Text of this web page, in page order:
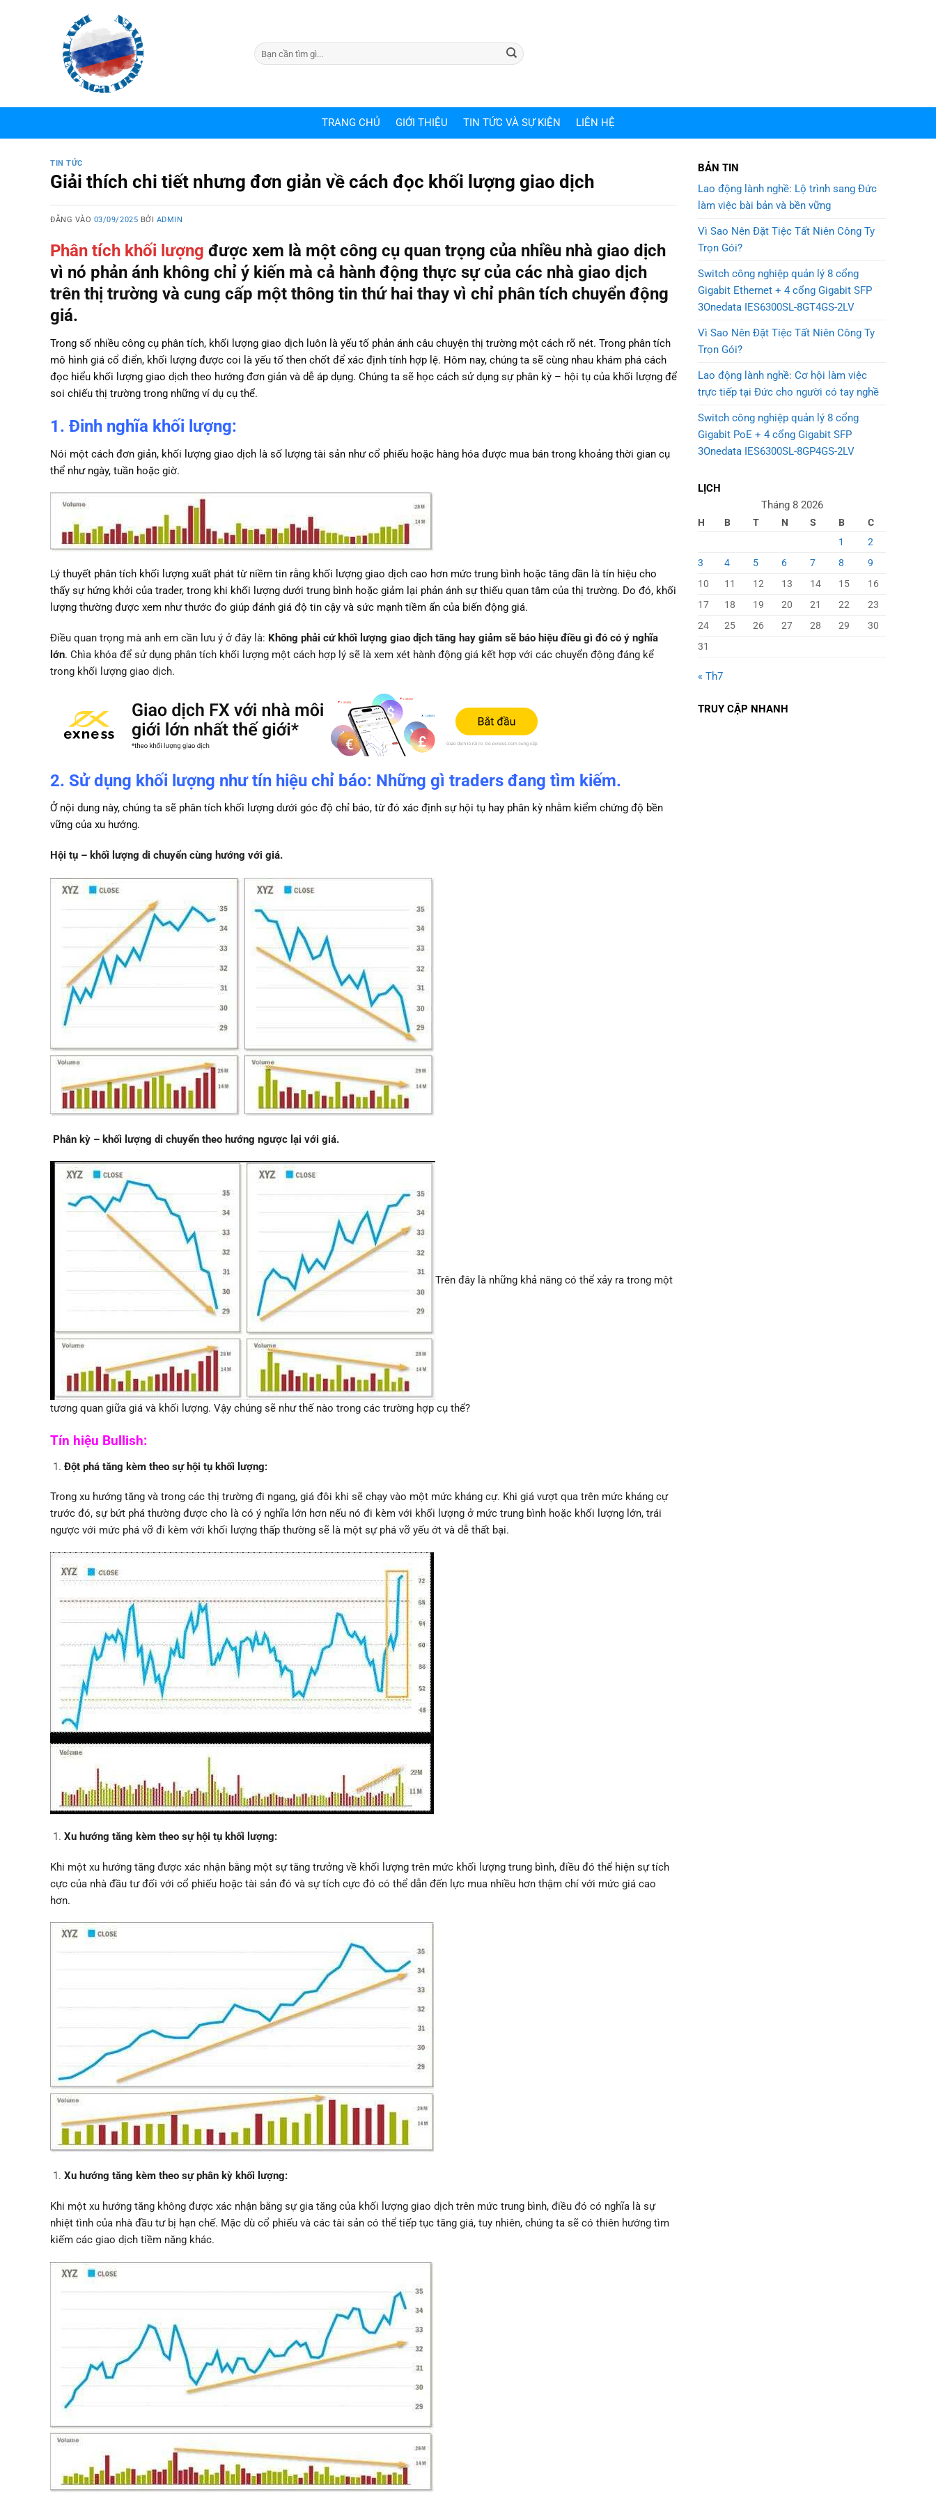
TRANG CHỦ GIỚI THIỆU TIN TỨC VÀ SỰ KIỆN LIÊN HỆ
TIN TỨC
Giải thích chi tiết nhưng đơn giản về cách đọc khối lượng giao dịch
ĐĂNG VÀO 03/09/2025 BỞI ADMIN
Phân tích khối lượng được xem là một công cụ quan trọng của nhiều nhà giao dịch
vì nó phản ánh không chỉ ý kiến mà cả hành động thực sự của các nhà giao dịch
trên thị trường và cung cấp một thông tin thứ hai thay vì chỉ phân tích chuyển động
giá.
Trong số nhiều công cụ phân tích, khối lượng giao dịch luôn là yếu tố phản ánh câu chuyện thị trường một cách rõ nét. Trong phân tích
mô hình giá cổ điển, khối lượng được coi là yếu tố then chốt để xác định tính hợp lệ. Hôm nay, chúng ta sẽ cùng nhau khám phá cách
đọc hiểu khối lượng giao dịch theo hướng đơn giản và dễ áp dụng. Chúng ta sẽ học cách sử dụng sự phân kỳ – hội tụ của khối lượng để
soi chiếu thị trường trong những ví dụ cụ thể.
1. Đinh nghĩa khối lượng:
Nói một cách đơn giản, khối lượng giao dịch là số lượng tài sản như cổ phiếu hoặc hàng hóa được mua bán trong khoảng thời gian cụ
thể như ngày, tuần hoặc giờ.
Lý thuyết phân tích khối lượng xuất phát từ niềm tin rằng khối lượng giao dịch cao hơn mức trung bình hoặc tăng dần là tín hiệu cho
thấy sự hứng khởi của trader, trong khi khối lượng dưới trung bình hoặc giảm lại phản ánh sự thiếu quan tâm của thị trường. Do đó, khối
lượng thường được xem như thước đo giúp đánh giá độ tin cậy và sức mạnh tiềm ẩn của biến động giá.
Điều quan trọng mà anh em cần lưu ý ở đây là: Không phải cứ khối lượng giao dịch tăng hay giảm sẽ báo hiệu điều gì đó có ý nghĩa
lớn. Chìa khóa để sử dụng phân tích khối lượng một cách hợp lý sẽ là xem xét hành động giá kết hợp với các chuyển động đáng kể
trong khối lượng giao dịch.
2. Sử dụng khối lượng như tín hiệu chỉ báo: Những gì traders đang tìm kiếm.
Ở nội dung này, chúng ta sẽ phân tích khối lượng dưới góc độ chỉ báo, từ đó xác định sự hội tụ hay phân kỳ nhằm kiểm chứng độ bền
vững của xu hướng.
Hội tụ – khối lượng di chuyển cùng hướng với giá.
Phân kỳ – khối lượng di chuyển theo hướng ngược lại với giá.
​Trên đây là những khả năng có thể xảy ra trong một
tương quan giữa giá và khối lượng. Vậy chúng sẽ như thế nào trong các trường hợp cụ thể?
Tín hiệu Bullish:
Đột phá tăng kèm theo sự hội tụ khối lượng:
Trong xu hướng tăng và trong các thị trường đi ngang, giá đôi khi sẽ chạy vào một mức kháng cự. Khi giá vượt qua trên mức kháng cự
trước đó, sự bứt phá thường được cho là có ý nghĩa lớn hơn nếu nó đi kèm với khối lượng ở mức trung bình hoặc khối lượng lớn, trái
ngược với mức phá vỡ đi kèm với khối lượng thấp thường sẽ là một sự phá vỡ yếu ớt và dễ thất bại.
Xu hướng tăng kèm theo sự hội tụ khối lượng:
Khi một xu hướng tăng được xác nhận bằng một sự tăng trưởng về khối lượng trên mức khối lượng trung bình, điều đó thể hiện sự tích
cực của nhà đầu tư đối với cổ phiếu hoặc tài sản đó và sự tích cực đó có thể dẫn đến lực mua nhiều hơn thậm chí với mức giá cao
hơn.
Xu hướng tăng kèm theo sự phân kỳ khối lượng:
Khi một xu hướng tăng không được xác nhận bằng sự gia tăng của khối lượng giao dịch trên mức trung bình, điều đó có nghĩa là sự
nhiệt tình của nhà đầu tư bị hạn chế. Mặc dù cổ phiếu và các tài sản có thể tiếp tục tăng giá, tuy nhiên, chúng ta sẽ có thiên hướng tìm
kiếm các giao dịch tiềm năng khác.
BẢN TIN
Lao động lành nghề: Lộ trình sang Đức
làm việc bài bản và bền vững
Vì Sao Nên Đặt Tiệc Tất Niên Công Ty
Trọn Gói?
Switch công nghiệp quản lý 8 cổng
Gigabit Ethernet + 4 cổng Gigabit SFP
3Onedata IES6300SL-8GT4GS-2LV
Vì Sao Nên Đặt Tiệc Tất Niên Công Ty
Trọn Gói?
Lao động lành nghề: Cơ hội làm việc
trực tiếp tại Đức cho người có tay nghề
Switch công nghiệp quản lý 8 cổng
Gigabit PoE + 4 cổng Gigabit SFP
3Onedata IES6300SL-8GP4GS-2LV
LỊCH
Tháng 8 2026
H B T N S B
C
1
2
3
4 5 6 7 8
9
10
11 12 13 14 15
16
17
18 19 20 21 22
23
24
25 26 27 28 29
30
31
« Th7
TRUY CẬP NHANH